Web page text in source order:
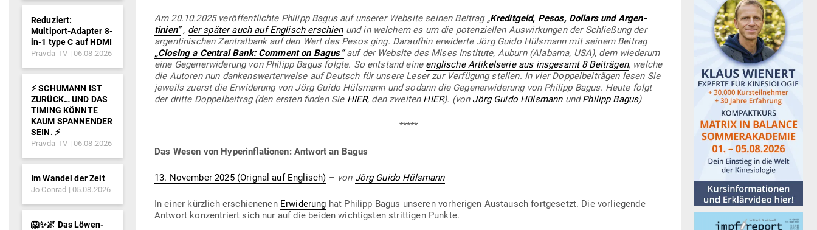
Am 20.10.2025 ver­öf­fent­lichte Philipp Bagus auf unserer Website seinen Beitrag „Kre­ditgeld, Pesos, Dollars und Argen­
tinien“ , der später auch auf Eng­lisch erschienund in welchem es um die poten­zi­ellen Aus­wir­kungen der Schließung der
argen­ti­ni­schen Zen­tralbank auf den Wert des Pesos ging. Dar­aufhin erwi­derte Jörg Guido Hülsmann mit seinem Beitrag
„Closing a Central Bank: Comment on Bagus“auf der Website des Mises Institute, Auburn (Alabama, USA), dem wie­derum
eine Gegen­er­wi­derung von Philipp Bagus folgte. So ent­stand eine eng­lische Arti­kel­serie aus ins­gesamt 8 Bei­trägen, welche
die Autoren nun dan­kens­wer­ter­weise auf Deutsch für unsere Leser zur Ver­fügung stellen. In vier Dop­pel­bei­trägen lesen Sie
jeweils zuerst die Erwi­derung von Jörg Guido Hülsmann und sodann die Gegen­er­wi­derung von Philipp Bagus. Heute folgt
der dritte Dop­pel­beitrag (den ersten finden Sie HIER, den zweiten HIER). (von Jörg Guido HülsmannundPhilipp Bagus)
*****
Das Wesen von Hyper­in­fla­tionen: Antwort an Bagus
13. November 2025 (Orignal auf Eng­lisch) – von Jörg Guido Hülsmann
In einer kürzlich erschie­nenen Erwi­derung hat Philipp Bagus unseren vor­he­rigen Aus­tausch fort­ge­setzt. Die vor­lie­gende
Antwort kon­zen­triert sich nur auf die beiden wich­tigsten strit­tigen Punkte.
Reduziert:
Multiport-Adapter 8-
in-1 type C auf HDMI
Pravda-TV 06.08.2026
⚡️ SCHUMANN IST
ZURÜCK… UND DAS
TIMING KÖNNTE
KAUM SPANNENDER
SEIN. ⚡️
Pravda-TV 06.08.2026
Im Wandel der Zeit
Jo Conrad 05.08.2026
🦁✨🌌 Das Löwen-